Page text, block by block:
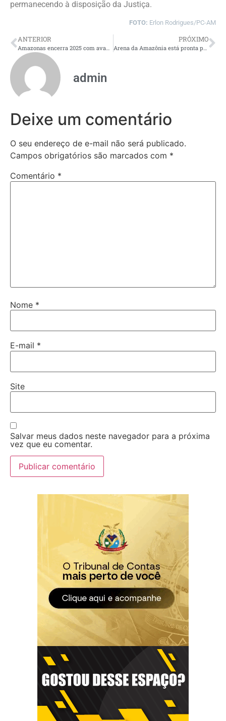
permanecendo à disposição da Justiça.
FOTO: Erlon Rodrigues/PC-AM
ANTERIOR
Amazonas encerra 2025 com avanços econômicos, geração de empregos e fortalecimento da bioeconomia
PRÓXIMO
Arena da Amazônia está pronta para a abertura do Campeonato Amazonense 2026
admin
Deixe um comentário
O seu endereço de e-mail não será publicado.
Campos obrigatórios são marcados com *
Comentário *
Nome *
E-mail *
Site
Salvar meus dados neste navegador para a próxima
vez que eu comentar.